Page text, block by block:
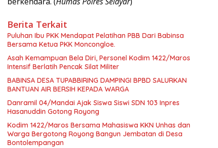
Berita Terkait
Puluhan Ibu PKK Mendapat Pelatihan PBB Dari Babinsa
Bersama Ketua PKK Moncongloe.
Asah Kemampuan Bela Diri, Personel Kodim 1422/Maros
Intensif Berlatih Pencak Silat Militer
BABINSA DESA TUPABBIRING DAMPINGI BPBD SALURKAN
BANTUAN AIR BERSIH KEPADA WARGA
Danramil 04/Mandai Ajak Siswa Siswi SDN 103 Inpres
Hasanuddin Gotong Royong
Kodim 1422/Maros Bersama Mahasiswa KKN Unhas dan
Warga Bergotong Royong Bangun Jembatan di Desa
Bontolempangan